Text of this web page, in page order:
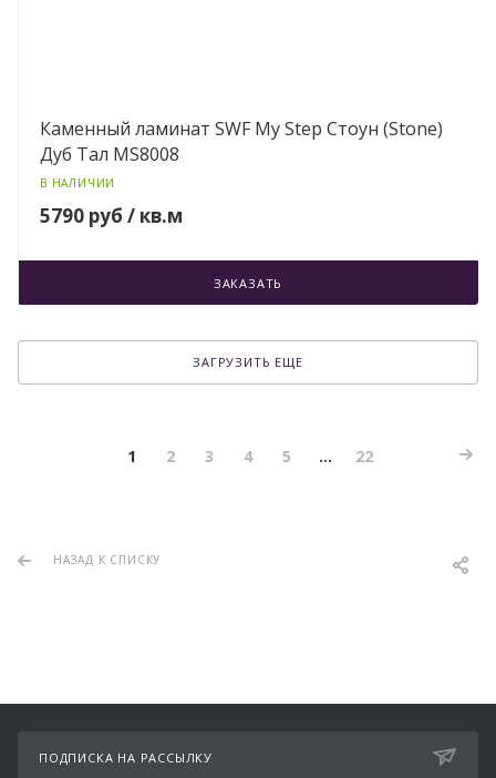
Каменный ламинат SWF My Step Стоун (Stone)
Дуб Тал MS8008
В НАЛИЧИИ
5790 руб / кв.м
ЗАКАЗАТЬ
ЗАГРУЗИТЬ ЕЩЕ
1 2 3 4 5 ... 22
НАЗАД К СПИСКУ
ПОДПИСКА НА РАССЫЛКУ